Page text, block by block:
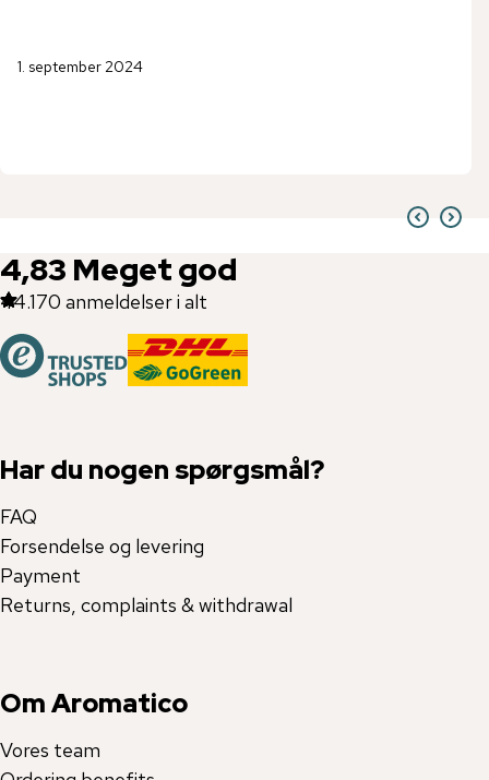
1. september 2024
4,83 Meget god
44.170 anmeldelser i alt
Har du nogen spørgsmål?
FAQ
Forsendelse og levering
Payment
Returns, complaints & withdrawal
Om Aromatico
Vores team